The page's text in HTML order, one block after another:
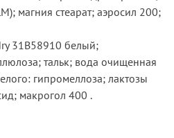
магния стеарат; аэросил 200;
31В58910 белый;
тальк; вода очищенная
гипромеллоза; лактозы
макрогол 400 .